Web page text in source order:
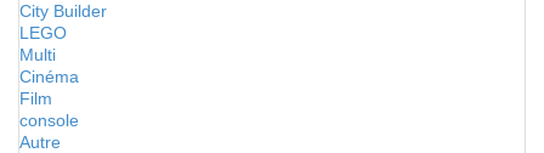
City Builder
LEGO
Multi
Cinéma
Film
console
Autre